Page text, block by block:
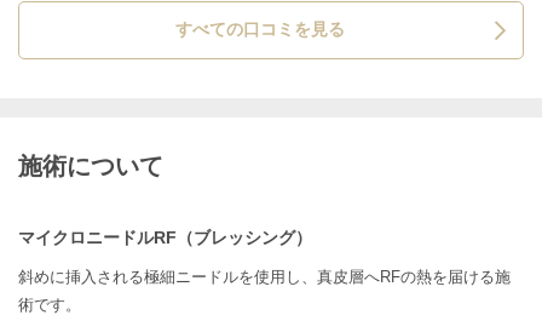
すべての口コミを見る
施術について
マイクロニードルRF（ブレッシング）
斜めに挿入される極細ニードルを使用し、真皮層へRFの熱を届ける施
術です。